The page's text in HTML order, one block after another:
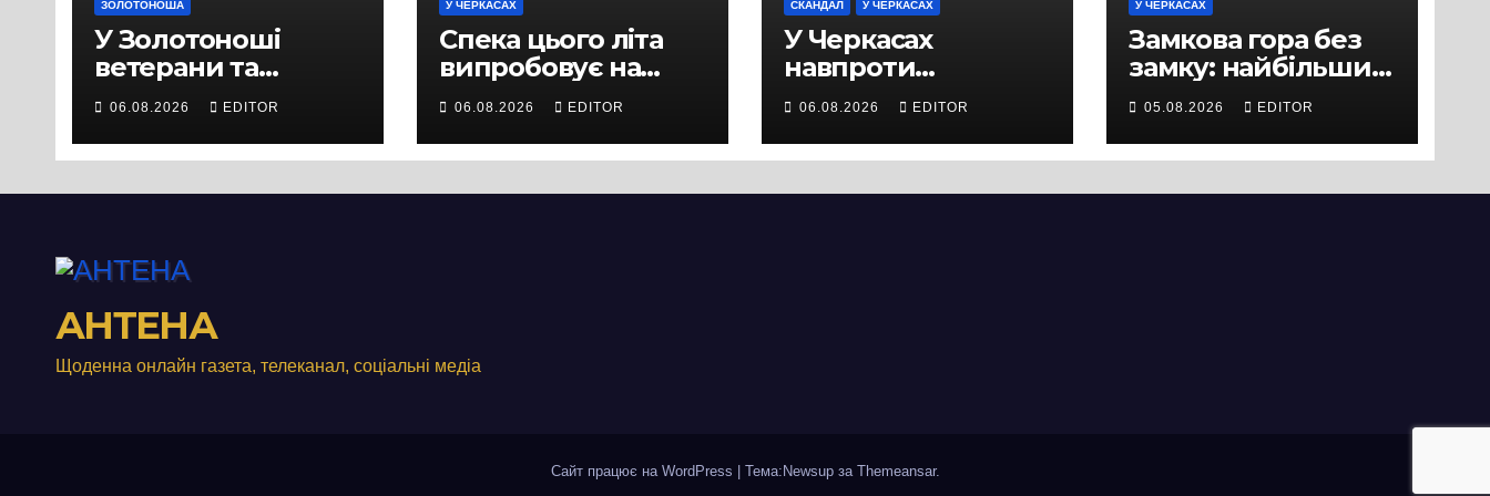
ЗОЛОТОНОША
У Золотоноші
ветерани та
місцеві жителі
вийшли на
протест до стін
виробництвом
м’яса птиці
06.08.2026 EDITOR
У ЧЕРКАСАХ
Спека цього літа
випробовує на
міцність не лише
людей, а й дороги
Черкас
06.08.2026 EDITOR
СКАНДАЛ У ЧЕРКАСАХ
У Черкасах
навпроти
будівництва
нового
супермаркету
06.08.2026 EDITOR
У ЧЕРКАСАХ
Замкова гора без
замку: найбільший
історичний міф
Черкас
05.08.2026 EDITOR
АНТЕНА
Щоденна онлайн газета, телеканал, соціальні медіа
Сайт працює на WordPress | Тема:Newsup за Themeansar.